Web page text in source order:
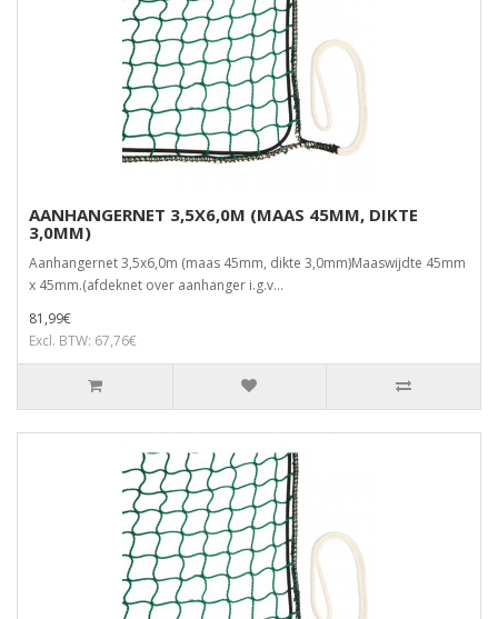
AANHANGERNET 3,5X6,0M (MAAS 45MM, DIKTE
3,0MM)
Aanhangernet 3,5x6,0m (maas 45mm, dikte 3,0mm)Maaswijdte 45mm
x 45mm.(afdeknet over aanhanger i.g.v...
81,99€
Excl. BTW: 67,76€